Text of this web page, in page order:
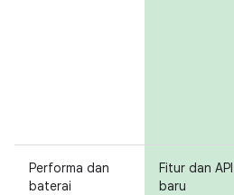
Performa dan
baterai
Fitur dan API
baru